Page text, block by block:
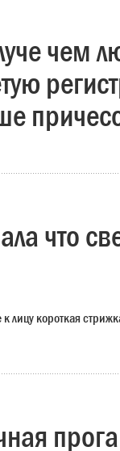
чем
что
лицу короткая